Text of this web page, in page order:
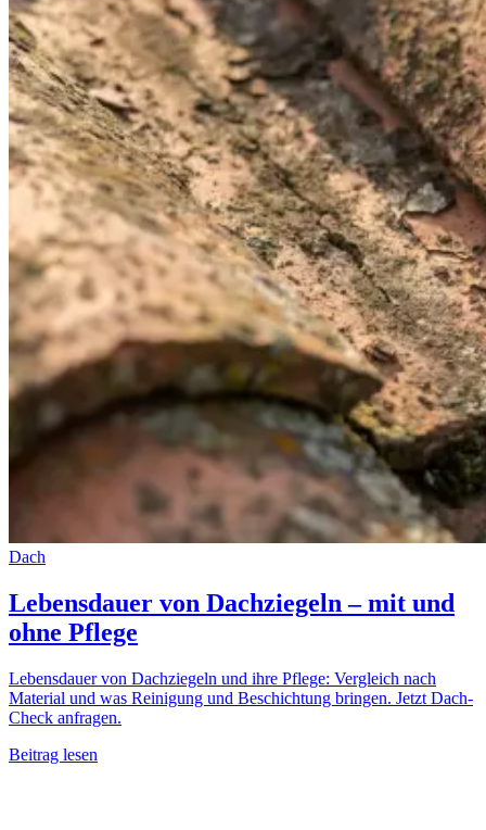
Dach
Lebensdauer von Dachziegeln – mit und
ohne Pflege
Lebensdauer von Dachziegeln und ihre Pflege: Vergleich nach
Material und was Reinigung und Beschichtung bringen. Jetzt Dach-
Check anfragen.
Beitrag lesen